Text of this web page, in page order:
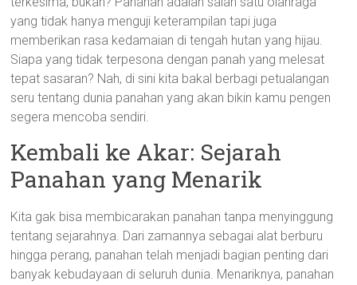
yang tidak hanya menguji keterampilan tapi juga
memberikan rasa kedamaian di tengah hutan yang hijau.
Siapa yang tidak terpesona dengan panah yang melesat
tepat sasaran? Nah, di sini kita bakal berbagi petualangan
seru tentang dunia panahan yang akan bikin kamu pengen
segera mencoba sendiri.
Kembali ke Akar: Sejarah
Panahan yang Menarik
Kita gak bisa membicarakan panahan tanpa menyinggung
tentang sejarahnya. Dari zamannya sebagai alat berburu
hingga perang, panahan telah menjadi bagian penting dari
banyak kebudayaan di seluruh dunia. Menariknya, panahan